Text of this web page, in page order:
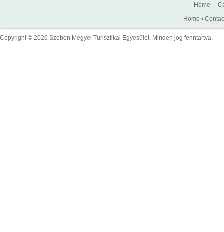
Home
Home •
Copyright © 2026 Szeben Megyei Turisztikai Egyesület. Minden jog fenntartva.